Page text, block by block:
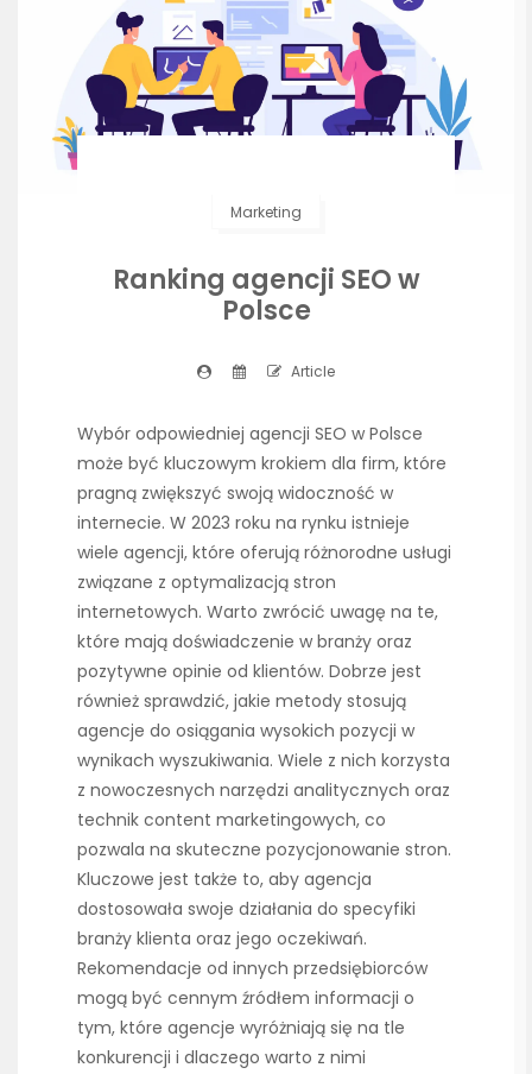
Marketing
Ranking agencji SEO w
Polsce
Article
Wybór odpowiedniej agencji SEO w Polsce
może być kluczowym krokiem dla firm, które
pragną zwiększyć swoją widoczność w
internecie. W 2023 roku na rynku istnieje
wiele agencji, które oferują różnorodne usługi
związane z optymalizacją stron
internetowych. Warto zwrócić uwagę na te,
które mają doświadczenie w branży oraz
pozytywne opinie od klientów. Dobrze jest
również sprawdzić, jakie metody stosują
agencje do osiągania wysokich pozycji w
wynikach wyszukiwania. Wiele z nich korzysta
z nowoczesnych narzędzi analitycznych oraz
technik content marketingowych, co
pozwala na skuteczne pozycjonowanie stron.
Kluczowe jest także to, aby agencja
dostosowała swoje działania do specyfiki
branży klienta oraz jego oczekiwań.
Rekomendacje od innych przedsiębiorców
mogą być cennym źródłem informacji o
tym, które agencje wyróżniają się na tle
konkurencji i dlaczego warto z nimi